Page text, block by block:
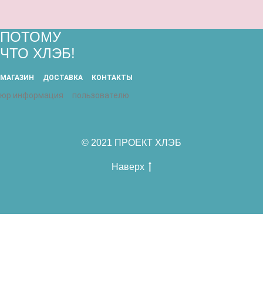
ПОТОМУ
ЧТО ХЛЭБ!
МАГАЗИН ДОСТАВКА КОНТАКТЫ
юр информация пользователю
© 2021 ПРОЕКТ ХЛЭБ
Наверх